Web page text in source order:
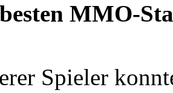
MMO-
Spieler